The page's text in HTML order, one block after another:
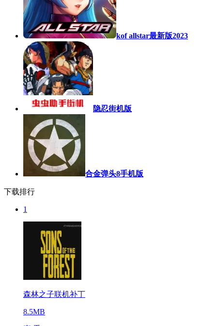
kof allstar最新版2023
隐忍街机版
合金弹头8手机版
下载排行
1
森林之子联机补丁
8.5MB